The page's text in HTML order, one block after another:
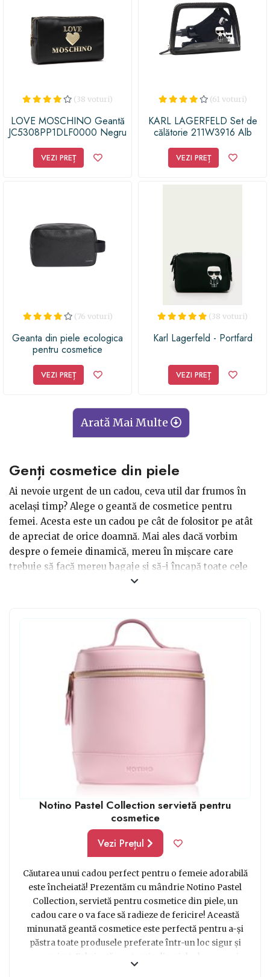
(38 voturi)
LOVE MOSCHINO Geantă
JC5308PP1DLF0000 Negru
VEZI PREȚ
(61 voturi)
KARL LAGERFELD Set de
călătorie 211W3916 Alb
VEZI PREȚ
(76 voturi)
Geanta din piele ecologica
pentru cosmetice
VEZI PREȚ
(38 voturi)
Karl Lagerfeld - Portfard
VEZI PREȚ
Arată Mai Multe
Genți cosmetice din piele
Ai nevoie urgent de un cadou, ceva util dar frumos în
același timp? Alege o geantă de cosmetice pentru
femei. Acesta este un cadou pe cât de folositor pe atât
de apreciat de orice doamnă. Mai ales dacă vorbim
despre o femeie dinamică, mereu în mișcare care
trebuie să facă mereu bagaje și să-i încapă toate cele
necesare într-un singur loc. Și pentru ca geanta să fie
rezistent și foarte frumos integrat în orice design. De
aceea reprezintă mereu o soluție bună ce va fi oferită
drept cadou unei femei.
Notino Pastel Collection servietă pentru
cosmetice
Vezi Prețul
Căutarea unui cadou perfect pentru o femeie adorabilă
este încheiată! Prezentăm cu mândrie Notino Pastel
Collection, servietă pentru cosmetice din piele, un
cadou care o va face să radieze de fericire! Această
minunată geantă cosmetice este perfectă pentru a-și
păstra toate produsele preferate într-un loc sigur și
organizat. Fabricată cu atenție din piele de cea mai